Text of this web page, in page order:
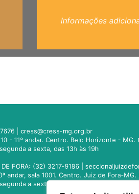
Informações
7676 |cress@cress-mg.org.br
- 11º andar. Centro. Belo Horizonte - MG.
a sexta, das 13h às 19h
DE FORA: (32) 3217-9186 |
andar, sala 1001. Centro. Juiz de Fora-MG.
a sexta, das 13h às 19h